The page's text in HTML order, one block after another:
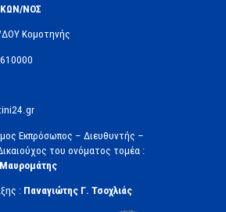
ΝΟΣ
Κομοτηνής
Εκπρόσωπος – Διευθυντής –
του ονόματος τομέα :
: Παναγιώτης Γ. Τσοχλιάς